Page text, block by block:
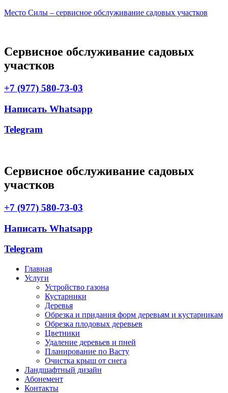
Место Силы – сервисное обслуживание садовых участков
Сервисное обслуживание садовых
участков
+7 (977) 580-73-03
Написать Whatsapp
Telegram
Сервисное обслуживание садовых
участков
+7 (977) 580-73-03
Написать Whatsapp
Telegram
Главная
Услуги
Устройство газона
Кустарники
Деревья
Обрезка и придания форм деревьям и кустарникам
Обрезка плодовых деревьев
Цветники
Удаление деревьев и пней
Планирование по Васту
Очистка крыш от снега
Ландшафтный дизайн
Абонемент
Контакты